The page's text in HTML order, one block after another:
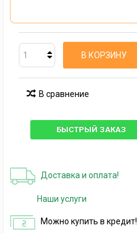
В КОРЗИНУ
В сравнение
БЫСТРЫЙ ЗАКАЗ
Доставка и оплата!
Наши услуги
Можно купить в кредит!